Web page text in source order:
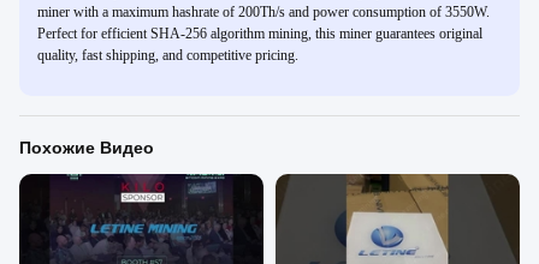
miner with a maximum hashrate of 200Th/s and power consumption of 3550W.
Perfect for efficient SHA-256 algorithm mining, this miner guarantees original
quality, fast shipping, and competitive pricing.
Похожие Видео